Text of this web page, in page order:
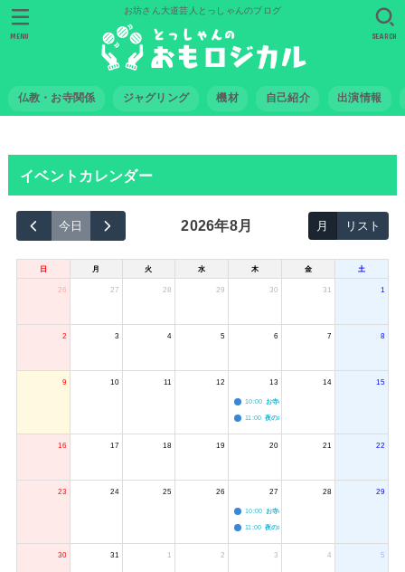
お坊さん大道芸人とっしゃんのブログ
仏教・お寺関係 ジャグリング 機材 自己紹介 出演情報
SEARCH
MENU
イベントカレンダー
今日 2026年8月 月 リスト
日 月 火 水 木 金 土
26 27 28 29 30 31 1
2 3 4 5 6 7 8
9 10 11 12 13
10:00 お寺のジャグリング教室
11:00 夜のボードゲーム会
14 15
16 17 18 19 20 21 22
23 24 25 26 27
10:00 お寺のジャグリング教室
11:00 夜のボードゲーム会
28 29
30 31 1 2 3 4 5